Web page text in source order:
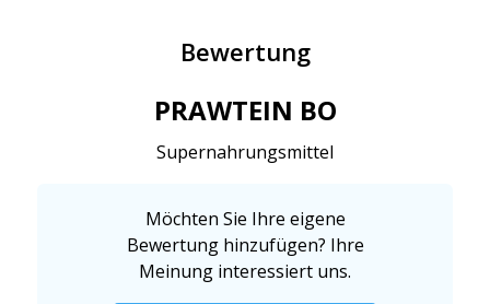
Bewertung
PRAWTEIN BO
Supernahrungsmittel
Möchten Sie Ihre eigene
Bewertung hinzufügen? Ihre
Meinung interessiert uns.